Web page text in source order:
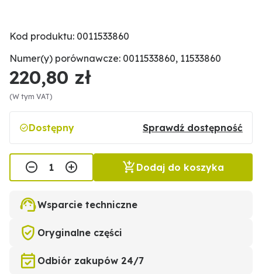
Kod produktu: 0011533860
Numer(y) porównawcze: 0011533860, 11533860
220,80 zł
(W tym VAT)
Dostępny Sprawdź dostępność
Dodaj do koszyka
Wsparcie techniczne
Oryginalne części
Odbiór zakupów 24/7